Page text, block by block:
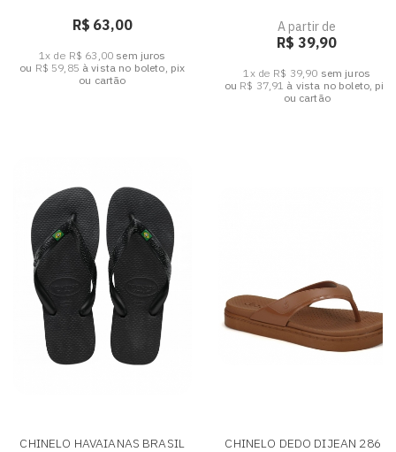
R$ 63,00
1x de R$ 63,00 sem juros
ou R$ 59,85 à vista no boleto, pix
ou cartão
A partir de
R$ 39,90
1x de R$ 39,90 sem juros
ou R$ 37,91 à vista no boleto, pix
ou cartão
CHINELO HAVAIANAS BRASIL
CHINELO DEDO DIJEAN 286 -